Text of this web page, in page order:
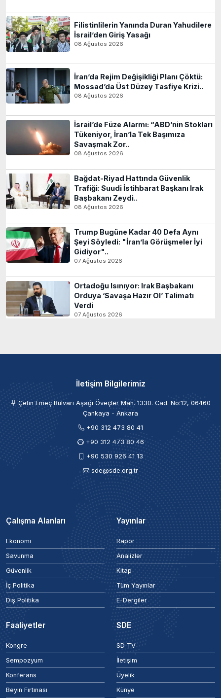
Filistinlilerin Yanında Duran Yahudilere
İsrail’den Giriş Yasağı
08 Ağustos 2026
İran’da Rejim Değişikliği Planı Çöktü:
Mossad’da Üst Düzey Tasfiye Krizi..
08 Ağustos 2026
İsrail’de Füze Alarmı: “ABD’nin Stokları
Tükeniyor, İran’la Tek Başımıza
Savaşmak Zor..
08 Ağustos 2026
Bağdat-Riyad Hattında Güvenlik
Trafiği: Suudi İstihbarat Başkanı Irak
Başbakanı Zeydi..
08 Ağustos 2026
Trump Bugüne Kadar 40 Defa Aynı
Şeyi Söyledi: "İran’la Görüşmeler İyi
Gidiyor"..
07 Ağustos 2026
Ortadoğu Isınıyor: Irak Başbakanı
Orduya ‘Savaşa Hazır Ol’ Talimatı
Verdi
07 Ağustos 2026
İletişim Bilgilerimiz
Çetin Emeç Bulvarı Aşağı Öveçler Mah. 1330. Cad. No:12, 06460
Çankaya - Ankara
+90 312 473 80 41
+90 312 473 80 46
+90 530 926 41 13
sde@sde.org.tr
Çalışma Alanları
Ekonomi
Savunma
Güvenlik
İç Politika
Dış Politika
Yayınlar
Rapor
Analizler
Kitap
Tüm Yayınlar
E-Dergiler
Faaliyetler
Kongre
Sempozyum
Konferans
Beyin Fırtınası
SDE
SD TV
İletişim
Üyelik
Künye